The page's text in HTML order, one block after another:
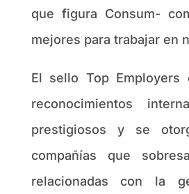
que figura Consum-
mejores para trabajar en
El sello Top
reconocimientos
prestigiosos y se
compañías que
relacionadas con la